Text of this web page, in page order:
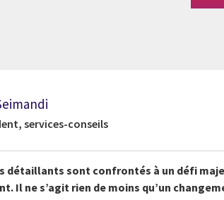
services-conseils
détaillants sont confrontés à un défi
Il ne s’agit rien de moins qu’un